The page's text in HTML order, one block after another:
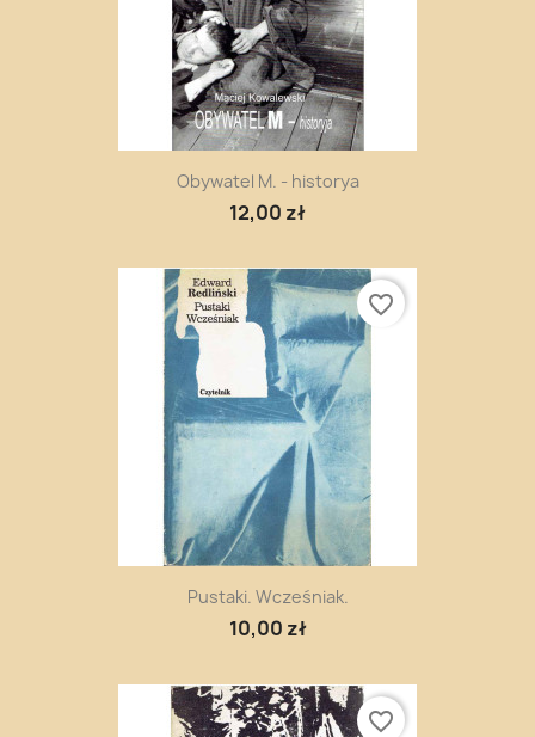
Obywatel M. - historya
12,00 zł
Pustaki. Wcześniak.
10,00 zł
favorite_border
favorite_border